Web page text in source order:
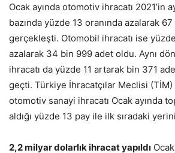
Ocak ayında otomotiv ihracatı 2021’in
bazında yüzde 13 oranında azalarak
gerçekleşti. Otomobil ihracatı ise
azalarak 34 bin 999 adet oldu. Aynı
ihracatı da yüzde 11 artarak bin 371
geçti. Türkiye İhracatçılar Meclisi
otomotiv sanayi ihracatı Ocak ayında
aldığı yüzde 13 pay ile ilk sıradaki
2,2 milyar dolarlık ihracat yapıldı